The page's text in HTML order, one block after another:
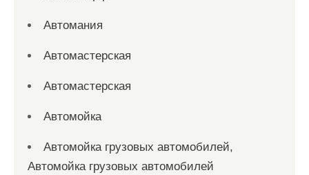
Автомания
Автомастерская
Автомастерская
Автомойка
Автомойка грузовых автомобилей,
Автомойка грузовых автомобилей